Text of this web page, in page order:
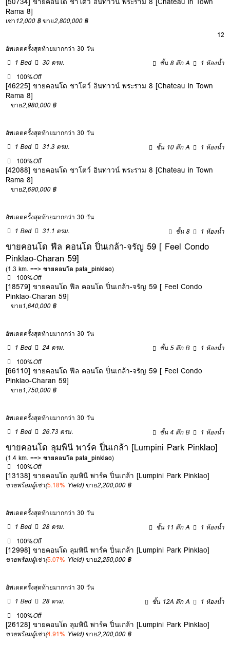
Rama 8]
เช่า12,000 ฿ ขาย2,800,000 ฿
12
อัพเดตครั้งสุดท้ายมากกว่า 30 วัน
1 Bed
30 ตรม. ชั้น 8 ตึก A
1 ห้องน้ำ
100%Off
[46225] ขายคอนโด ชาโตว์ อินทาวน์ พระราม 8 [Chateau in Town
Rama 8]
ขาย2,980,000 ฿
อัพเดตครั้งสุดท้ายมากกว่า 30 วัน
1 Bed
31.3 ตรม. ชั้น 10 ตึก A
1 ห้องน้ำ
100%Off
[42088] ขายคอนโด ชาโตว์ อินทาวน์ พระราม 8 [Chateau in Town
Rama 8]
ขาย2,690,000 ฿
อัพเดตครั้งสุดท้ายมากกว่า 30 วัน
1 Bed
31.1 ตรม. ชั้น 8 1 ห้องน้ำ
ขายคอนโด ฟีล คอนโด ปิ่นเกล้า-จรัญ 59 [ Feel Condo
Pinklao-Charan 59]
(1.3 km. ==>ขายคอนโด pata_pinklao)
100%Off
[18579] ขายคอนโด ฟีล คอนโด ปิ่นเกล้า-จรัญ 59 [ Feel Condo
Pinklao-Charan 59]
ขาย1,640,000 ฿
อัพเดตครั้งสุดท้ายมากกว่า 30 วัน
1 Bed
24 ตรม. ชั้น 5 ตึก B
1 ห้องน้ำ
100%Off
[66110] ขายคอนโด ฟีล คอนโด ปิ่นเกล้า-จรัญ 59 [ Feel Condo
Pinklao-Charan 59]
ขาย1,750,000 ฿
อัพเดตครั้งสุดท้ายมากกว่า 30 วัน
1 Bed
26.73 ตรม. ชั้น 4 ตึก B 1 ห้องน้ำ
ขายคอนโด ลุมพินี พาร์ค ปิ่นเกล้า [Lumpini Park Pinklao]
(1.4 km. ==>ขายคอนโด pata_pinklao)
100%Off
[13138] ขายคอนโด ลุมพินี พาร์ค ปิ่นเกล้า [Lumpini Park Pinklao]
ขายพร้อมผู้เช่า(5.18% Yield) ขาย2,200,000 ฿
อัพเดตครั้งสุดท้ายมากกว่า 30 วัน
1 Bed
28 ตรม. ชั้น 11 ตึก A
1 ห้องน้ำ
100%Off
[12998] ขายคอนโด ลุมพินี พาร์ค ปิ่นเกล้า [Lumpini Park Pinklao]
ขายพร้อมผู้เช่า(5.07% Yield) ขาย2,250,000 ฿
อัพเดตครั้งสุดท้ายมากกว่า 30 วัน
1 Bed
28 ตรม. ชั้น 12A ตึก A
1 ห้องน้ำ
100%Off
[26128] ขายคอนโด ลุมพินี พาร์ค ปิ่นเกล้า [Lumpini Park Pinklao]
ขายพร้อมผู้เช่า(4.91% Yield) ขาย2,200,000 ฿